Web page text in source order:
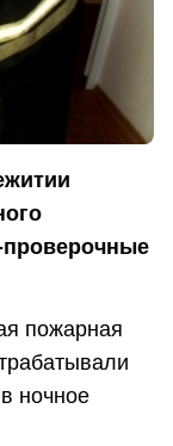
пожарная
ночное